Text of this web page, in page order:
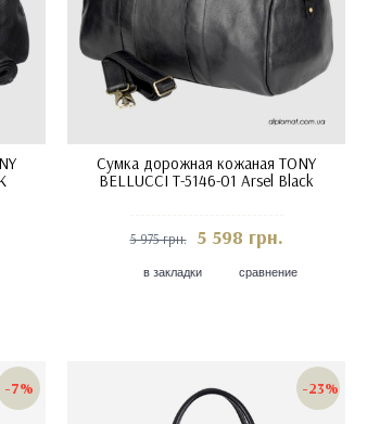
Сумка дорожная кожаная TONY
BELLUCCI T-5146-01 Arsel Black
5 975 грн. 5 598 грн.
в закладки сравнение
-7% -23%